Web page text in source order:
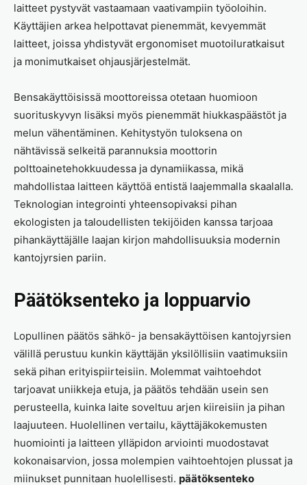
laitteet pystyvät vastaamaan vaativampiin työoloihin.
Käyttäjien arkea helpottavat pienemmät, kevyemmät
laitteet, joissa yhdistyvät ergonomiset muotoiluratkaisut
ja monimutkaiset ohjausjärjestelmät.
Bensakäyttöisissä moottoreissa otetaan huomioon
suorituskyvyn lisäksi myös pienemmät hiukkaspäästöt ja
melun vähentäminen. Kehitystyön tuloksena on
nähtävissä selkeitä parannuksia moottorin
polttoainetehokkuudessa ja dynamiikassa, mikä
mahdollistaa laitteen käyttöä entistä laajemmalla skaalalla.
Teknologian integrointi yhteensopivaksi pihan
ekologisten ja taloudellisten tekijöiden kanssa tarjoaa
pihankäyttäjälle laajan kirjon mahdollisuuksia modernin
kantojyrsien pariin.
Päätöksenteko ja loppuarvio
Lopullinen päätös sähkö- ja bensakäyttöisen kantojyrsien
välillä perustuu kunkin käyttäjän yksilöllisiin vaatimuksiin
sekä pihan erityispiirteisiin. Molemmat vaihtoehdot
tarjoavat uniikkeja etuja, ja päätös tehdään usein sen
perusteella, kuinka laite soveltuu arjen kiireisiin ja pihan
laajuuteen. Huolellinen vertailu, käyttäjäkokemusten
huomiointi ja laitteen ylläpidon arviointi muodostavat
kokonaisarvion, jossa molempien vaihtoehtojen plussat ja
miinukset punnitaan huolellisesti. päätöksenteko